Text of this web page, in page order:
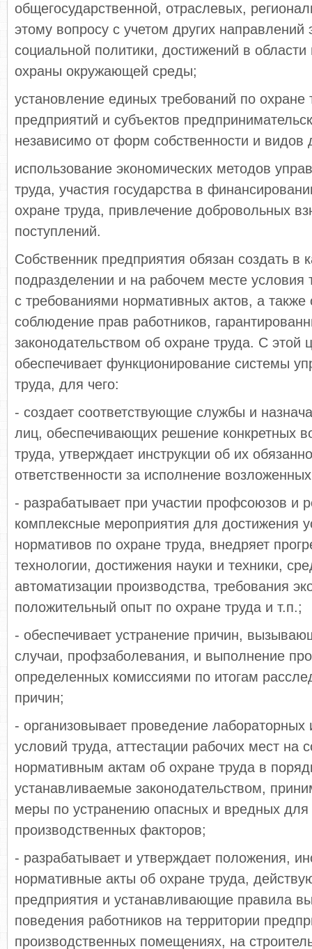
общегосударственной, отраслевых,
этому вопросу с учетом других направлений
социальной политики, достижений в области
охраны окружающей среды;
установление единых требований по охране
предприятий и субъектов
независимо от форм собственности и видов
использование экономических методов
труда, участия государства в
охране труда, привлечение добровольных
поступлений.
Собственник предприятия обязан создать в
подразделении и на рабочем месте условия
с требованиями нормативных актов, а также
соблюдение прав работников,
законодательством об охране труда. С этой
обеспечивает функционирование системы
труда, для чего:
- создает соответствующие службы и
лиц, обеспечивающих решение конкретных
труда, утверждает инструкции об их
ответственности за исполнение
- разрабатывает при участии профсоюзов и
комплексные мероприятия для достижения
нормативов по охране труда, внедряет
технологии, достижения науки и техники,
автоматизации производства, требования
положительный опыт по охране труда и т.п.;
- обеспечивает устранение причин,
случаи, профзаболевания, и выполнение
определенных комиссиями по итогам
причин;
- организовывает проведение лабораторных
условий труда, аттестации рабочих мест на
нормативным актам об охране труда в
устанавливаемые законодательством,
меры по устранению опасных и вредных для
производственных факторов;
- разрабатывает и утверждает положения,
нормативные акты об охране труда,
предприятия и устанавливающие правила
поведения работников на территории
производственных помещениях, на